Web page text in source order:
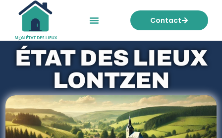
Contact
ÉTAT DES LIEUX
LONTZEN